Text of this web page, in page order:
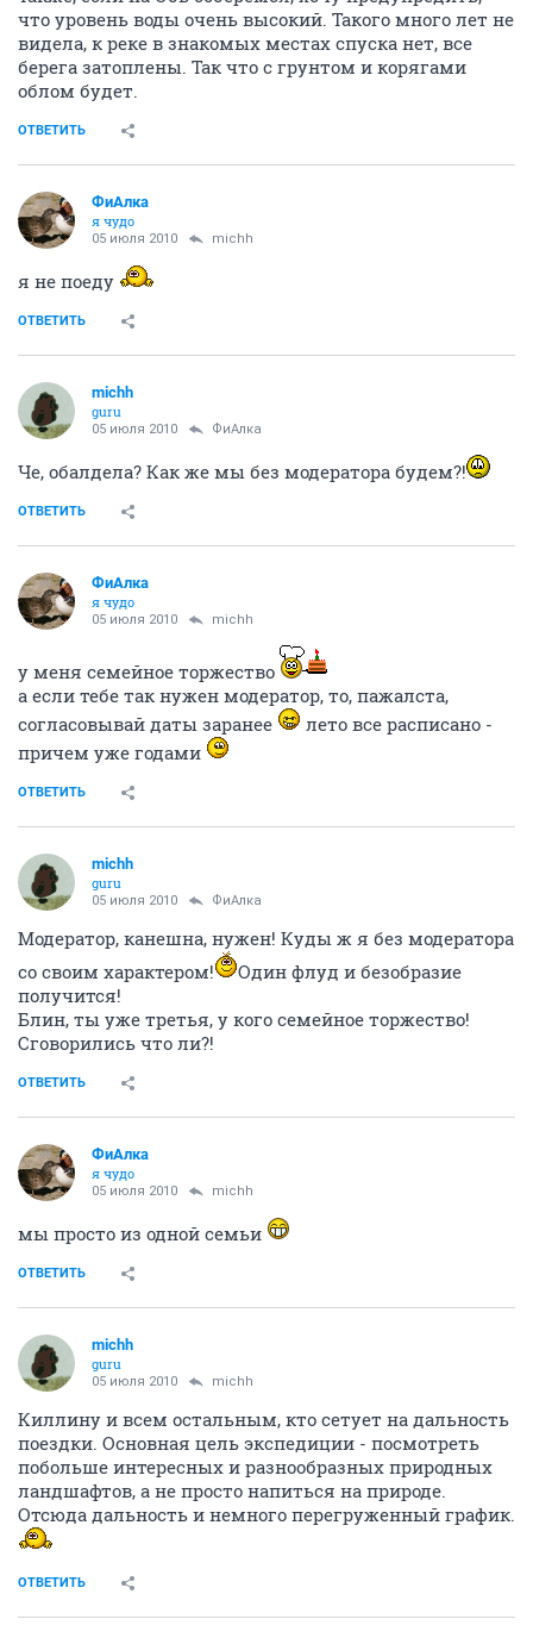
что уровень воды очень высокий. Такого много лет не
видела, к реке в знакомых местах спуска нет, все
берега затоплены. Так что с грунтом и корягами
облом будет.
ОТВЕТИТЬ
ФиАлка
я чудо
05 июля 2010 michh
я не поеду
ОТВЕТИТЬ
michh
guru
05 июля 2010 ФиАлка
Че, обалдела? Как же мы без модератора будем?!
ОТВЕТИТЬ
ФиАлка
я чудо
05 июля 2010 michh
у меня семейное торжество
а если тебе так нужен модератор, то, пажалста,
согласовывай даты заранее
лето все расписано -
причем уже годами
ОТВЕТИТЬ
michh
guru
05 июля 2010 ФиАлка
Модератор, канешна, нужен! Куды ж я без модератора
со своим характером!
Один флуд и безобразие
получится!
Блин, ты уже третья, у кого семейное торжество!
Сговорились что ли?!
ОТВЕТИТЬ
ФиАлка
я чудо
05 июля 2010 michh
мы просто из одной семьи
ОТВЕТИТЬ
michh
guru
05 июля 2010 michh
Киллину и всем остальным, кто сетует на дальность
поездки. Основная цель экспедиции - посмотреть
побольше интересных и разнообразных природных
ландшафтов, а не просто напиться на природе.
Отсюда дальность и немного перегруженный график.
ОТВЕТИТЬ